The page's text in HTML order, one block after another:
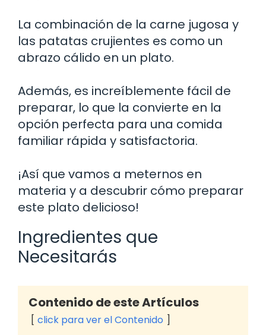
La combinación de la carne jugosa y
las patatas crujientes es como un
abrazo cálido en un plato.
Además, es increíblemente fácil de
preparar, lo que la convierte en la
opción perfecta para una comida
familiar rápida y satisfactoria.
¡Así que vamos a meternos en
materia y a descubrir cómo preparar
este plato delicioso!
Ingredientes que
Necesitarás
Contenido de este Artículos
click para ver el Contenido